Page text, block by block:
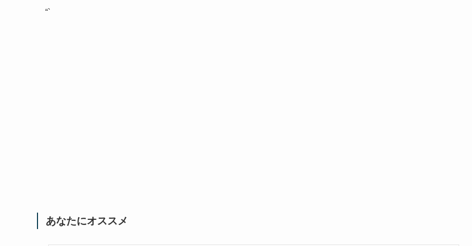
“`
あなたにオススメ